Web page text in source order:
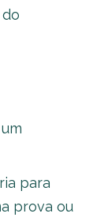
para
prova ou